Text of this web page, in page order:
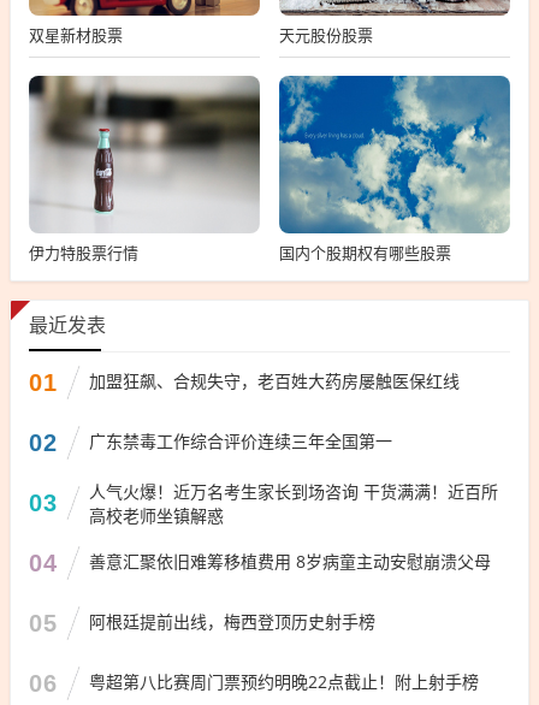
双星新材股票 天元股份股票
伊力特股票行情 国内个股期权有哪些股票
最近发表
01 加盟狂飙、合规失守，老百姓大药房屡触医保红线
02 广东禁毒工作综合评价连续三年全国第一
03
人气火爆！近万名考生家长到场咨询 干货满满！近百所
高校老师坐镇解惑
04 善意汇聚依旧难筹移植费用 8岁病童主动安慰崩溃父母
05 阿根廷提前出线，梅西登顶历史射手榜
06 粤超第八比赛周门票预约明晚22点截止！附上射手榜